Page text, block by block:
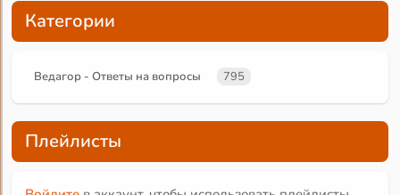
Категории
Ведагор - Ответы на вопросы 795
Плейлисты